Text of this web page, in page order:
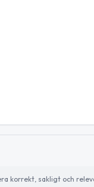
korrekt, sakligt och